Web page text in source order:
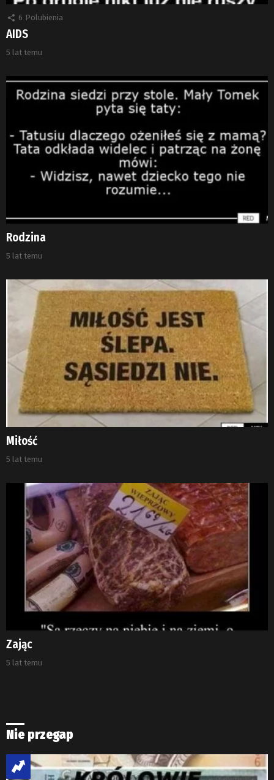
6 Polubienia
AIDS
5 lat temu
Rodzina
5 lat temu
Miłość
5 lat temu
Zając
5 lat temu
Nie przegap